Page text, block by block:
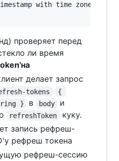
with time zone NOT
проверяет перед
ли время
делает запрос
tokens
{
}
в body
и
refreshToken
куку.
запись рефреш-
рефреш токена
рефреш-сессию